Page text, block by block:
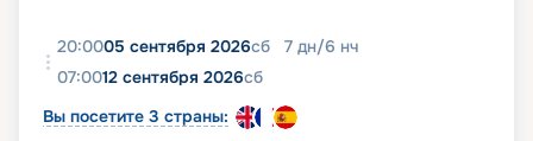
20:0005 сентября 2026сб 7 дн/6 нч
07:0012 сентября 2026сб
Вы посетите 3 страны: